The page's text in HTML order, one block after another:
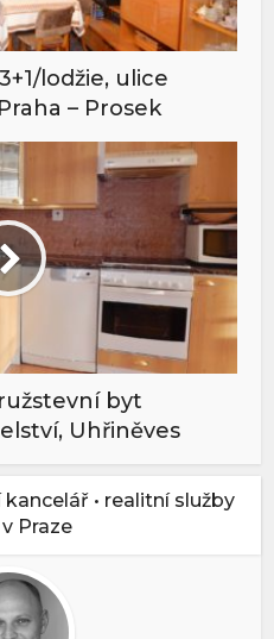
lodžie, ulice
– Prosek
byt
Uhřiněves
• realitní služby
Praze